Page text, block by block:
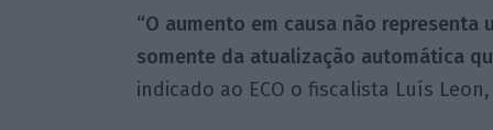
“O aumento em causa não
somente da atualização automática
indicado ao ECO o fiscalista Luís